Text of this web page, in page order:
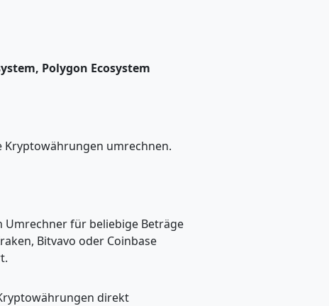
Polygon Ecosystem
Kryptowährungen umrechnen.
Umrechner für beliebige Beträge
Bitvavo oder Coinbase
direkt